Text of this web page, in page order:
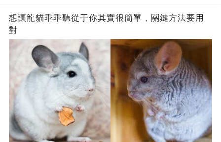
想讓龍貓乖乖聽從于你其實很簡單，關鍵方法要用
對